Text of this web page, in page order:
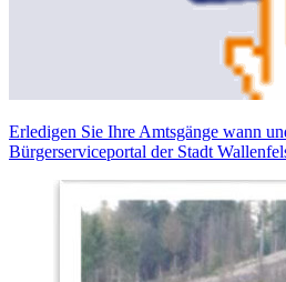
Erledigen Sie Ihre Amtsgänge wann
Bürgerserviceportal der Stadt